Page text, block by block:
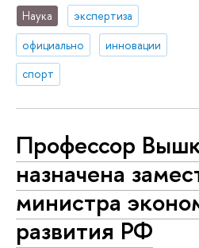
Наука
экспертиза
официально
инновации
спорт
Профессор
назначена
министра
развития РФ